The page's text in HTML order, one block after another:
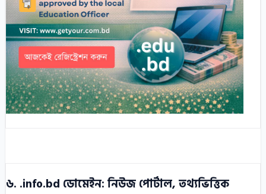
৬. .info.bd ডোমেইন: নিউজ পোর্টাল, তথ্যভিত্তিক